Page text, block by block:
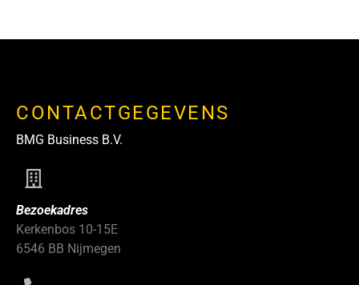
CONTACTGEGEVENS
BMG Business B.V.
Bezoekadres
Kerkenbos 10-15E
6546 BB Nijmegen